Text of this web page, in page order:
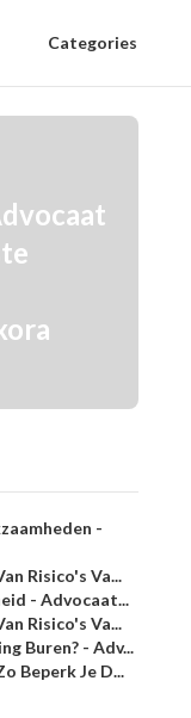
Categories
-
Risico's Va...
- Advocaat...
Risico's Va...
Buren? - Adv...
Beperk Je D...